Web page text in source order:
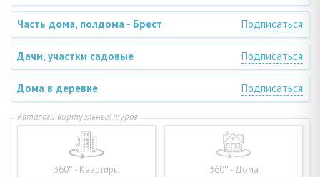
Часть дома, полдома - Брест Подписаться
Дачи, участки садовые Подписаться
Дома в деревне Подписаться
360° - Квартиры 360° - Дома